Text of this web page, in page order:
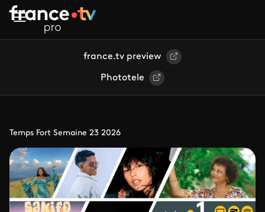
Aller au contenu principal
france.tv preview
Phototele
Temps Fort Semaine 23 2026